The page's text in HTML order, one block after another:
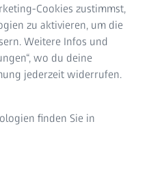
Cookies zustimmst,
zu aktivieren, um die
Weitere Infos und
wo du deine
jederzeit widerrufen.
finden Sie in